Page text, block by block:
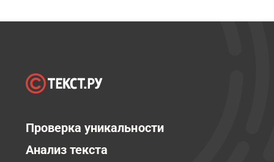
Проверка уникальности
Анализ текста